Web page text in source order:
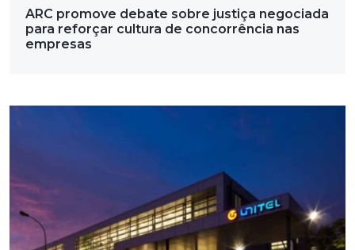
ARC promove debate sobre justiça negociada
para reforçar cultura de concorrência nas
empresas